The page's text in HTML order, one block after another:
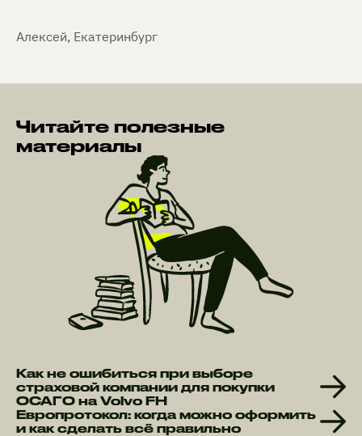
Алексей, Екатеринбург
Читайте полезные
материалы
Как не ошибиться при выборе
страховой компании для покупки
ОСАГО на Volvo FH
Европротокол: когда можно оформить
и как сделать всё правильно